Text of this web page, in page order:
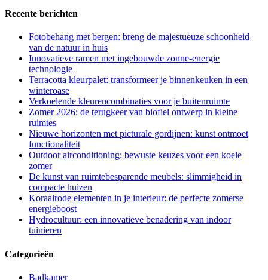
Recente berichten
Fotobehang met bergen: breng de majestueuze schoonheid
van de natuur in huis
Innovatieve ramen met ingebouwde zonne-energie
technologie
Terracotta kleurpalet: transformeer je binnenkeuken in een
winteroase
Verkoelende kleurencombinaties voor je buitenruimte
Zomer 2026: de terugkeer van biofiel ontwerp in kleine
ruimtes
Nieuwe horizonten met picturale gordijnen: kunst ontmoet
functionaliteit
Outdoor airconditioning: bewuste keuzes voor een koele
zomer
De kunst van ruimtebesparende meubels: slimmigheid in
compacte huizen
Koraalrode elementen in je interieur: de perfecte zomerse
energieboost
Hydrocultuur: een innovatieve benadering van indoor
tuinieren
Categorieën
Badkamer